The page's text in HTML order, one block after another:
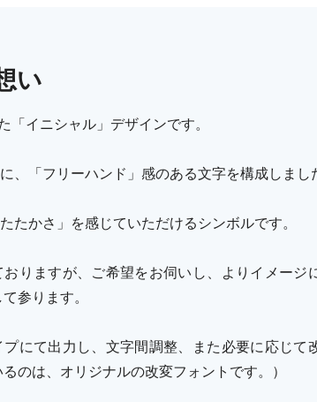
い
「イニシャル」デザインです。
、「フリーハンド」感のある文字を構成しまし
たかさ」を感じていただけるシンボルです。
りますが、ご希望をお伺いし、よりイメージ
参ります。
にて出力し、文字間調整、また必要に応じて
のは、オリジナルの改変フォントです。）